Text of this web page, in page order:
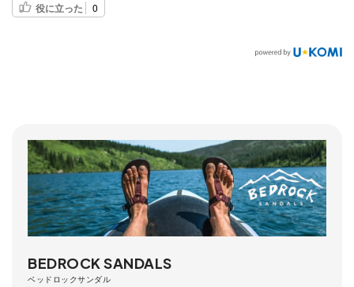
役に立った 0
BEDROCK SANDALS
ベッドロックサンダル